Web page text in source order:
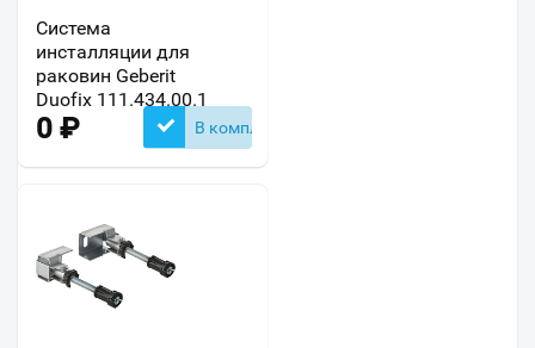
Система
инсталляции для
раковин Geberit
Duofix 111.434.00.1
0 ₽ В комплекте